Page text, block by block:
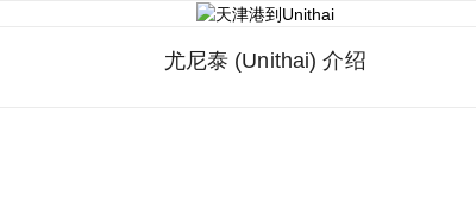
尤尼泰 (Unithai) 介绍